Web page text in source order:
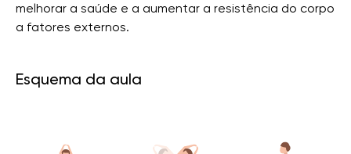
melhorar a saúde e a aumentar a resistência do corpo
a fatores externos.
Esquema da aula